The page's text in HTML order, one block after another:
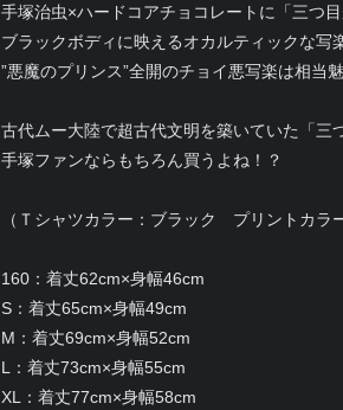
手塚治虫×ハードコアチョコレートに「三つ
ブラックボディに映えるオカルティックな写
”悪魔のプリンス”全開のチョイ悪写楽は相当
古代ムー大陸で超古代文明を築いていた「三
手塚ファンならもちろん買うよね！？
（Ｔシャツカラー：ブラック プリントカラ
160：着丈62cm×身幅46cm
S：着丈65cm×身幅49cm
M：着丈69cm×身幅52cm
L：着丈73cm×身幅55cm
XL：着丈77cm×身幅58cm